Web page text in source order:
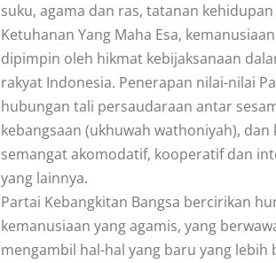
suku, agama dan ras, tatanan
Ketuhanan Yang Maha Esa,
dipimpin oleh hikmat kebijaksanaan
rakyat Indonesia. Penerapan nilai-nilai
hubungan tali persaudaraan antar
kebangsaan (ukhuwah wathoniyah),
semangat akomodatif, kooperatif dan
yang lainnya.
Partai Kebangkitan Bangsa bercirikan
kemanusiaan yang agamis, yang
mengambil hal-hal yang baru yang